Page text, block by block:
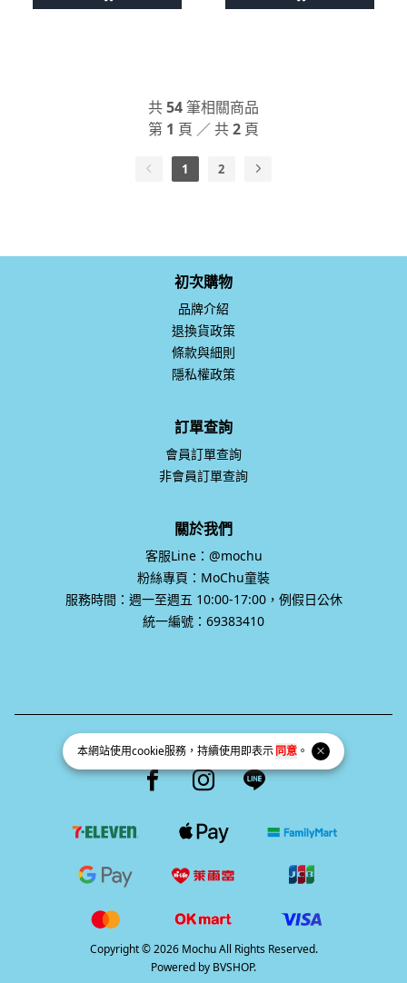
本網站使用cookie服務，持續使用即表示 同意 。
1 2
退換貨政策
條款與細則
隱私權政策
訂單查詢
非會員訂單查詢
關於我們
粉絲專頁：MoChu童裝
服務時間：週一至週五 10:00-17:00，例假日公休
統一編號：69383410
Facebook pageInstagram page
Line page
Powered byBVSHOP